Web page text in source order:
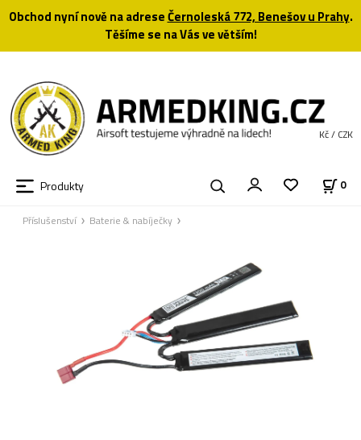
Obchod nyní nově na adreseČernoleská 772, Benešov u Prahy.
Těšíme se na Vás ve větším!
Produkty 0
Kč / CZK
Příslušenství Baterie & nabíječky